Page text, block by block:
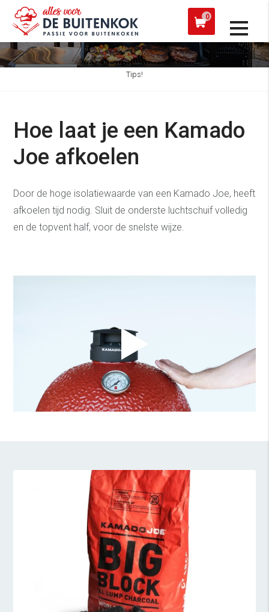
0
werkdag verzonden
Tips!
Hoe laat je een Kamado
Joe afkoelen
Door de hoge isolatiewaarde van een Kamado Joe, heeft
afkoelen tijd nodig. Sluit de onderste luchtschuif volledig
en de topvent half, voor de snelste wijze.